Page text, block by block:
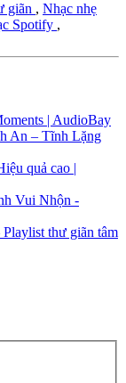
giãn , Nhạc nhẹ
Spotify ,
| AudioBay
An – Tĩnh Lặng
quả cao |
Vui Nhộn -
thư giãn tâm